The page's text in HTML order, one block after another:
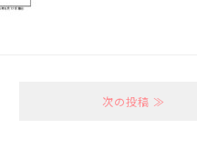
次の投稿 ≫